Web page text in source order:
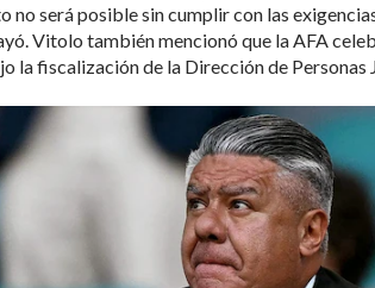
será posible sin cumplir con las
Vitolo también mencionó que la AFA
la fiscalización de la Dirección de Personas